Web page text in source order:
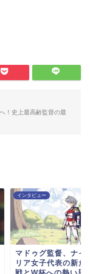
！史上最高齢監督の最
インタビュー
マドゥグ監督、ナイ
リア女子代表の新た